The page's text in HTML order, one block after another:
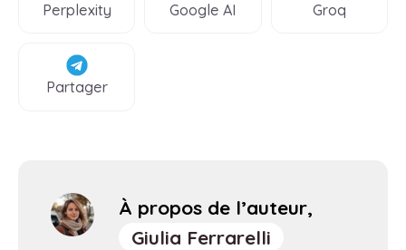
Perplexity
Google AI
Groq
Partager
À propos de l’auteur,
Giulia Ferrarelli